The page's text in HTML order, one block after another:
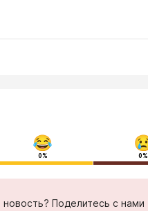
0% 0%
новость? Поделитесь с нами